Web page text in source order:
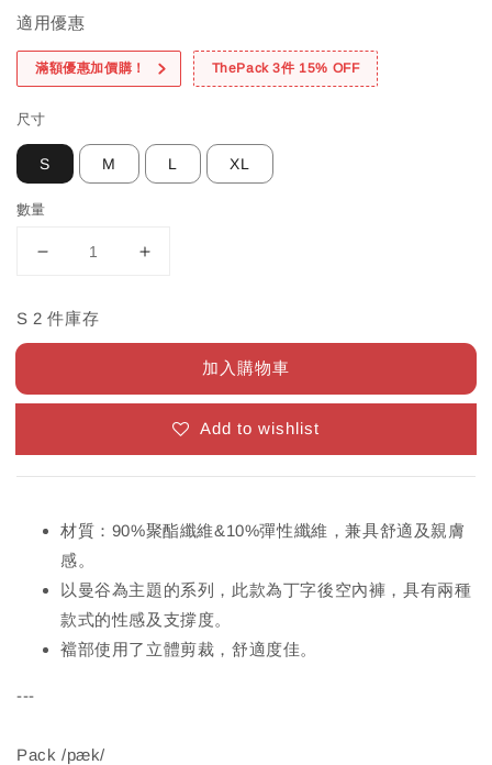
適用優惠
滿額優惠加價購！ ThePack 3件 15% OFF
尺寸
S M L XL
數量
S 2 件庫存
加入購物車
Add to wishlist
材質：90%聚酯纖維&10%彈性纖維，兼具舒適及親膚
感。
以曼谷為主題的系列，此款為丁字後空內褲，具有兩種
款式的性感及支撐度。
襠部使用了立體剪裁，舒適度佳。
---
Pack /pæk/